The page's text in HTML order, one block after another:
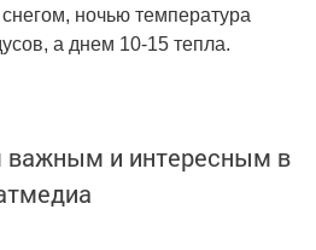
ночью температура
а днем 10-15 тепла.
важным и интересным в